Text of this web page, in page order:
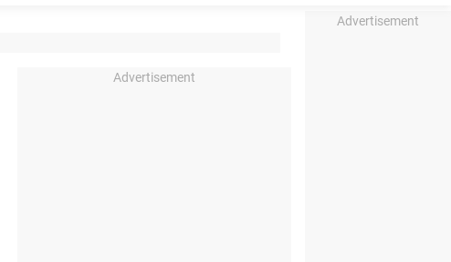
Advertisement
Advertisement